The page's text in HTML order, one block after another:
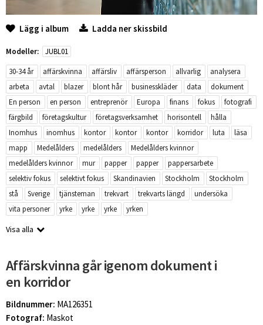
Lägg i album Ladda ner skissbild
Modeller:
JUBL01
30-34 år
affärskvinna affärsliv affärsperson allvarlig
analysera
arbeta
avtal blazer blont hår businesskläder data
dokument
En person
en person entreprenör Europa finans fokus
fotografi
färgbild
företagskultur företagsverksamhet horisontell
hålla
Inomhus
inomhus kontor kontor kontor korridor luta
läsa
mapp
Medelålders medelålders
Medelålders kvinnor
medelålders kvinnor
mur papper papper
pappersarbete
selektiv fokus
selektivt fokus Skandinavien Stockholm
Stockholm
stå
Sverige tjänsteman trekvart trekvarts längd
undersöka
vita personer
yrke yrke yrke yrken
Visa alla
Affärskvinna går igenom dokument i
en korridor
Bildnummer: MA126351
Fotograf: Maskot